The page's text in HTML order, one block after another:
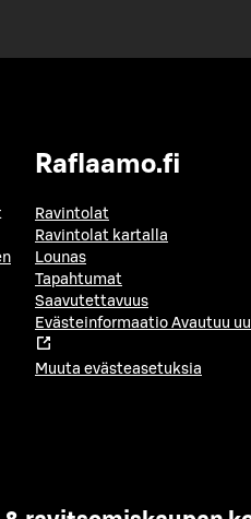
Raflaamo.fi
Ravintolat
Ravintolat kartalla
Lounas
Tapahtumat
Saavutettavuus
Evästeinformaatio Avautuu
Muuta evästeasetuksia